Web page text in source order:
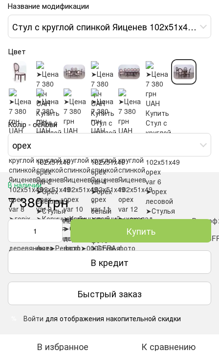
Название модификации
Стул с круглой спинкой Яиценев 102х51х49 орех var 7
Цвет
Колір - основи
орех
В наличии
7 380 грн
Купить
В кредит
Быстрый заказ
Войти для отображения накопительной скидки
В избранное К сравнению